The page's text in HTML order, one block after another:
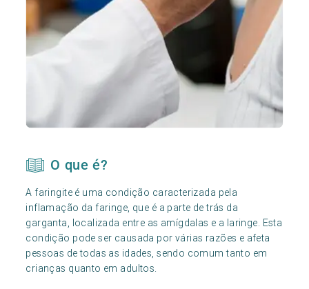
O que é?
A faringite é uma condição caracterizada pela
inflamação da faringe, que é a parte de trás da
garganta, localizada entre as amígdalas e a laringe. Esta
condição pode ser causada por várias razões e afeta
pessoas de todas as idades, sendo comum tanto em
crianças quanto em adultos.